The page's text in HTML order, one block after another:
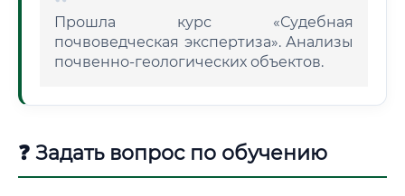
Прошла курс «Судебная
почвоведческая экспертиза». Анализы
почвенно-геологических объектов.
❓ Задать вопрос по обучению